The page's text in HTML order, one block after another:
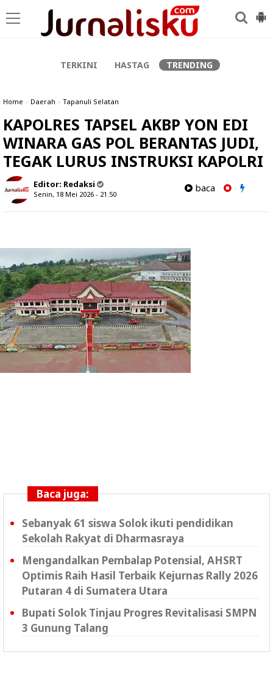
TERKINI HASTAG TRENDING
Home » Daerah » Tapanuli Selatan
KAPOLRES TAPSEL AKBP YON EDI
WINARA GAS POL BERANTAS JUDI,
TEGAK LURUS INSTRUKSI KAPOLRI
Editor: Redaksi
Senin, 18 Mei 2026 - 21.50
baca
Baca juga:
Sebanyak 61 siswa Solok ikuti pendidikan
Sekolah Rakyat di Dharmasraya
Mengandalkan Pembalap Potensial, AHSRT
Optimis Raih Hasil Terbaik Kejurnas Rally 2026
Putaran 4 di Sumatera Utara
Bupati Solok Tinjau Progres Revitalisasi SMPN
3 Gunung Talang